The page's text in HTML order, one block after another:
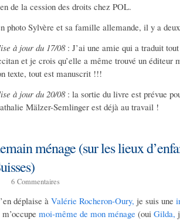
de la cession des droits chez POL.
photo Sylvère et sa famille allemande, il y a
à jour du 17/08: J’ai une amie qui a traduit
et je crois qu’elle a même trouvé un éditeur
texte, tout est manuscrit !!!
à jour du 20/08: la sortie du livre est prévue
Mälzer-Semlinger est déjà au travail !
ménage (sur les lieux
6 Commentaires
déplaise à Valérie Rocheron-Oury, je suis une
moi-même de mon ménage (oui Gilda,